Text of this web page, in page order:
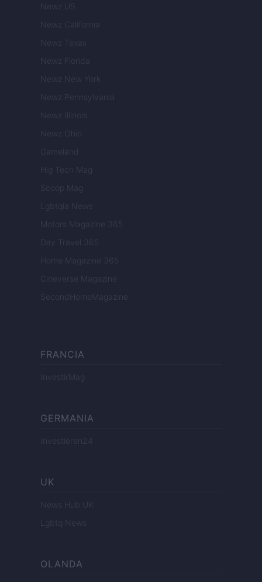
Newz US
Newz California
Newz Texas
Newz Florida
Newz New York
Newz Pennsylvania
Newz Illinois
Newz Ohio
Gameland
Hig Tech Mag
Scoop Mag
Lgbtqia News
Motors Magazine 365
Day Travel 365
Home Magazine 365
Cineverse Magazine
SecondHomeMagazine
FRANCIA
InvestirMag
GERMANIA
Investieren24
UK
News Hub UK
Lgbtq News
OLANDA